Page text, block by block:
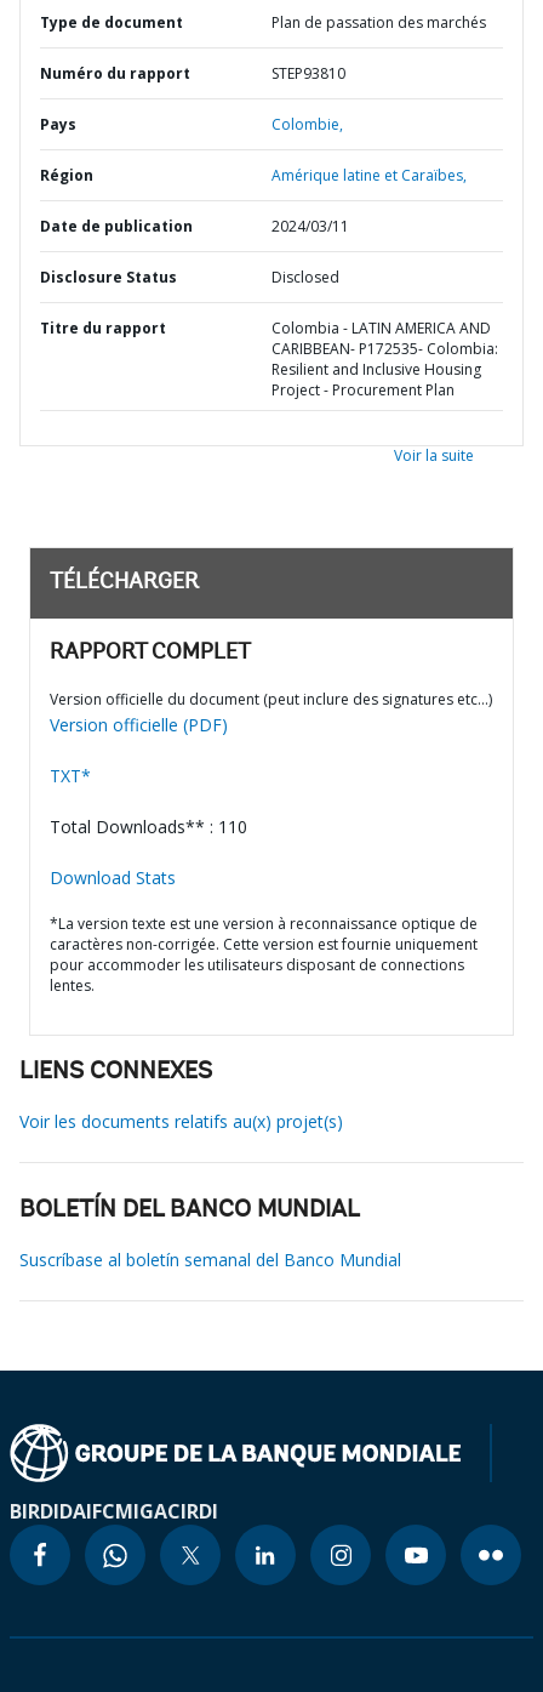
Type de document Plan de passation des marchés
Numéro du rapport STEP93810
Pays Colombie,
Région Amérique latine et Caraïbes,
Date de publication 2024/03/11
Disclosure Status Disclosed
Titre du rapport
Colombia - LATIN AMERICA AND
CARIBBEAN- P172535- Colombia:
Resilient and Inclusive Housing
Project - Procurement Plan
Voir la suite
TÉLÉCHARGER
RAPPORT COMPLET
Version officielle du document (peut inclure des signatures etc…)
Version officielle (PDF)
TXT*
Total Downloads** : 110
Download Stats
*La version texte est une version à reconnaissance optique de
caractères non-corrigée. Cette version est fournie uniquement
pour accommoder les utilisateurs disposant de connections
lentes.
LIENS CONNEXES
Voir les documents relatifs au(x) projet(s)
BOLETÍN DEL BANCO MUNDIAL
Suscríbase al boletín semanal del Banco Mundial
BIRDIDAIFCMIGACIRDI